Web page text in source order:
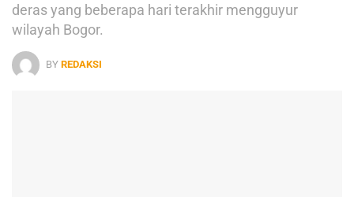
deras yang beberapa hari terakhir mengguyur
wilayah Bogor.
BY REDAKSI